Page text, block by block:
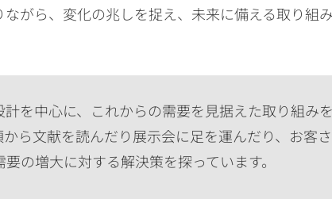
がら、変化の兆しを捉え、未来に備える取り組
を中心に、これからの需要を見据えた取り組み
ら文献を読んだり展示会に足を運んだり、お客
の増大に対する解決策を探っています。